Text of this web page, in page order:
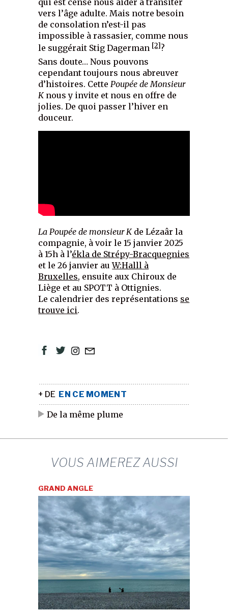
vers l’âge adulte. Mais notre besoin
de consolation n’est-il pas
impossible à rassasier, comme nous
le suggérait Stig Dagerman [2]?
Sans doute… Nous pouvons
cependant toujours nous abreuver
d’histoires. Cette Poupée de Monsieur
Knous y invite et nous en offre de
jolies. De quoi passer l’hiver en
douceur.
La Poupée de monsieur Kde Lézaâr la
compagnie, à voir le 15 janvier 2025
à 15h à l’ékla de Strépy-Bracquegnies
et le 26 janvier auW:Halll à
Bruxelles, ensuite aux Chiroux de
Liège et au SPOTT à Ottignies.
Le calendrier des représentations se
trouve ici.
+ DE EN CE MOMENT
De la même plume
VOUS AIMEREZ AUSSI
GRAND ANGLE